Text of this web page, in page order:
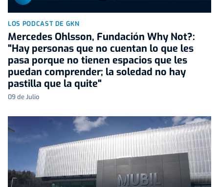
LOS PODCAST DE GKN
Mercedes Ohlsson, Fundación Why Not?:
"Hay personas que no cuentan lo que les
pasa porque no tienen espacios que les
puedan comprender; la soledad no hay
pastilla que la quite"
09 de Julio